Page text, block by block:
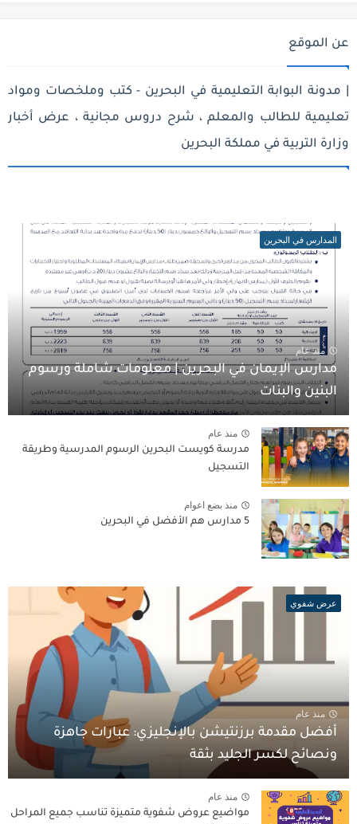
عن الموقع
| مدونة البوابة التعليمية في البحرين - كتب وملخصات ومواد
تعليمية للطالب والمعلم ، شرح دروس مجانية ، عرض أخبار
وزارة التربية في مملكة البحرين
المدارس في البحرين
منذ عام
مدارس الإيمان في البحرين | معلومات شاملة ورسوم
البنين والبنات
منذ عام
مدرسة كويست البحرين الرسوم المدرسية وطريقة
التسجيل
منذ بضع اعوام
5 مدارس هم الأفضل في البحرين
عرض شفوي
منذ عام
أفضل مقدمة برزنتيشن بالإنجليزي: عبارات جاهزة
ونصائح لكسر الجليد بثقة
منذ عام
مواضيع عروض شفوية متميزة تناسب جميع المراحل